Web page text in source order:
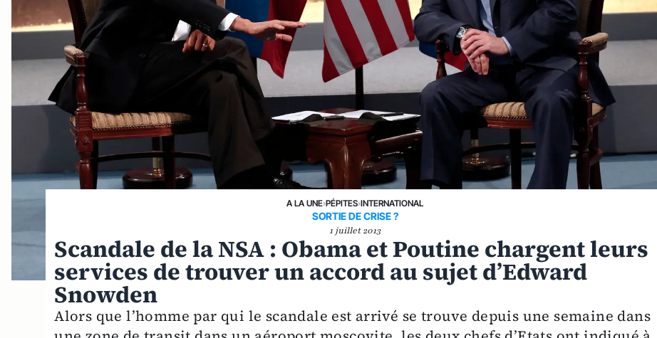
A LA UNE›PÉPITES›INTERNATIONAL
SORTIE DE CRISE ?
1 juillet 2013
Scandale de la NSA : Obama et Poutine chargent leurs
services de trouver un accord au sujet d’Edward
Snowden
Alors que l’homme par qui le scandale est arrivé se trouve depuis une semaine dans